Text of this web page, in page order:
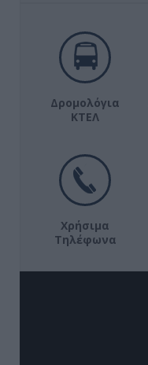
Δρομολόγια
ΚΤΕΛ
Χρήσιμα
Τηλέφωνα